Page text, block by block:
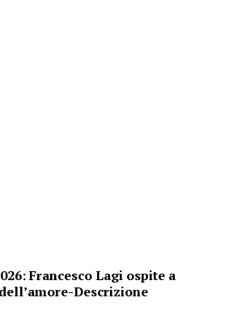
Francesco Lagi ospite a
Descrizione